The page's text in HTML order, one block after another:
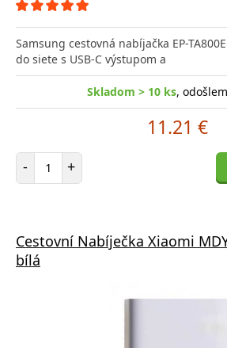
Samsung cestovná nabíjačka EP-
do siete s USB-C výstupom a
Skladom > 10 ks,
11.21 €
- Počet položiek
+
Cestovní Nabíječka Xiaomi
bílá